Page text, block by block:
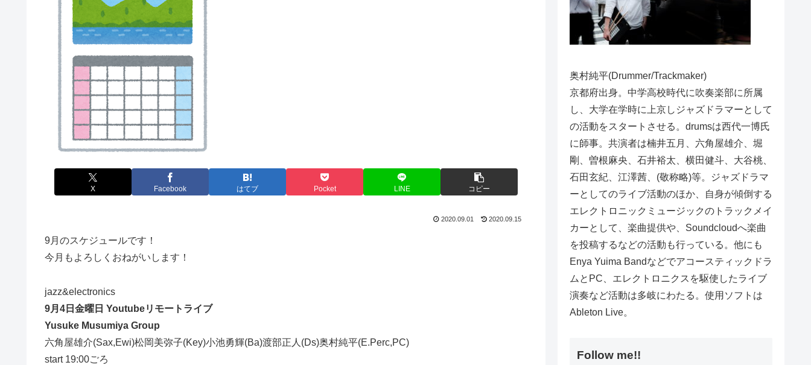
X Facebook はてブ Pocket LINE コピー
2020.09.01 2020.09.15
9月のスケジュールです！
今月もよろしくおねがいします！
jazz&electronics
9月4日金曜日 Youtubeリモートライブ
Yusuke Musumiya Group
六角屋雄介(Sax,Ewi)松岡美弥子(Key)小池勇輝(Ba)渡部正人(Ds)奥村純平(E.Perc,PC)
start 19:00ごろ
奥村純平(Drummer/Trackmaker)
京都府出身。中学高校時代に吹奏楽部に所属
し、大学在学時に上京しジャズドラマーとして
の活動をスタートさせる。drumsは西代一博氏
に師事。共演者は楠井五月、六角屋雄介、堀
剛、曽根麻央、石井裕太、横田健斗、大谷桃、
石田玄紀、江澤茜、(敬称略)等。ジャズドラマ
ーとしてのライブ活動のほか、自身が傾倒する
エレクトロニックミュージックのトラックメイ
カーとして、楽曲提供や、Soundcloudへ楽曲
を投稿するなどの活動も行っている。他にも
Enya Yuima Bandなどでアコースティックドラ
ムとPC、エレクトロニクスを駆使したライブ
演奏など活動は多岐にわたる。使用ソフトは
Ableton Live。
Follow me!!